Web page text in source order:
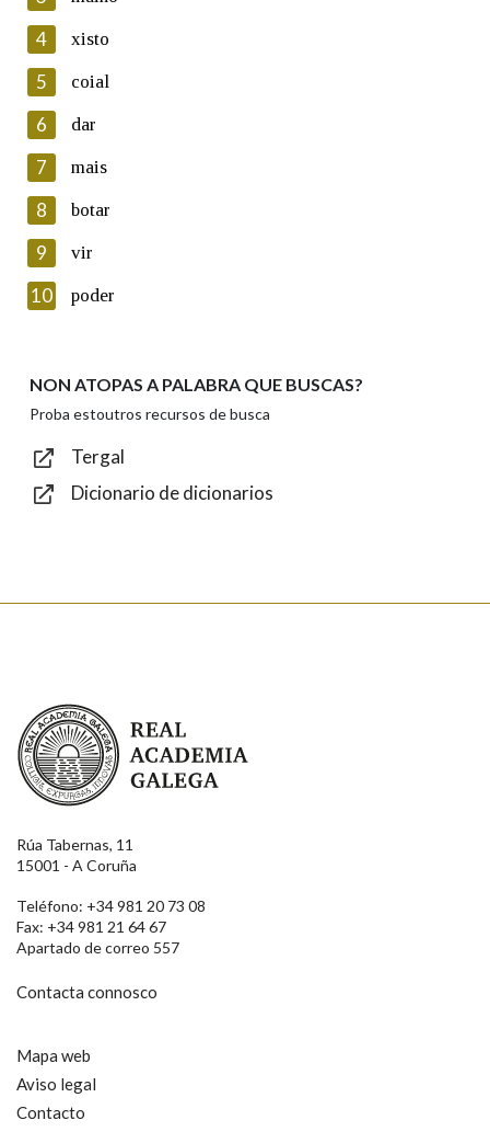
En cumprimento da normativa vixente en materia de
Protección de Datos de Carácter Persoal, a Real Academia
Galega informa a aqueles usuarios que faciliten o seu correo
electrónico, así como calquera outra información de carácter
persoal, que estes datos serán obxecto de tratamento
automatizado de carácter confidencial e incorporados aos seus
ficheiros informáticos. Así mesmo, os usuarios poderán exercer o
seu dereito de acceso, rectificación, oposición e cancelación dos
seus datos poñéndose en contacto connosco.
Lin e acepto as condicións da política de
Introduce o código que aparece na imaxe:
Texto de verificación
4 xisto
5 coial
6 dar
7 mais
8 botar
9 vir
10 poder
NON ATOPAS A PALABRA QUE BUSCAS?
Proba estoutros recursos de busca
Tergal
Dicionario de dicionarios
Real Academia Galega
Rúa Tabernas, 11
15001 - A Coruña
Teléfono: +34 981 20 73 08
Fax: +34 981 21 64 67
Apartado de correo 557
Contacta connosco
Mapa web
Aviso legal
Contacto